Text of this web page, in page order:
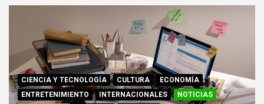
CIENCIA Y TECNOLOGÍA CULTURA
ECONOMÍA
ENTRETENIMIENTO
INTERNACIONALES
NOTICIAS